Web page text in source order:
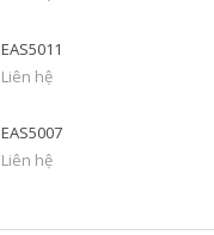
EAS5011
Liên hệ
EAS5007
Liên hệ